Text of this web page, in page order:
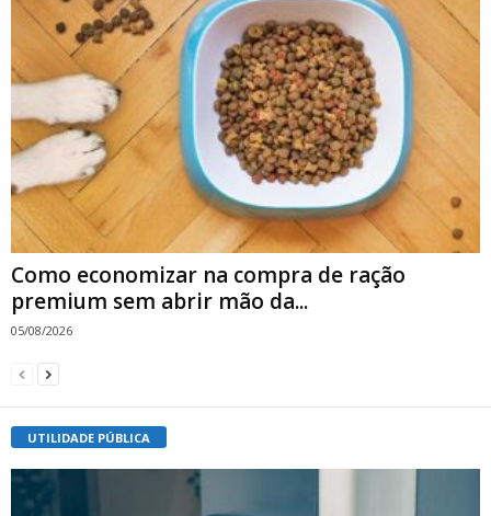
Como economizar na compra de ração
premium sem abrir mão da...
05/08/2026
UTILIDADE PÚBLICA